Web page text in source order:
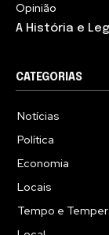
Opinião
A História e
CATEGORIAS
Notícias
Política
Economia
Locais
Tempo e